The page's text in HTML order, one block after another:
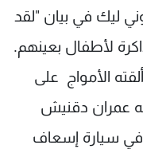
ليك في بيان "لقد
لأطفال بعينهم.
الأمواج على
عمران دقنيش
في سيارة إسعاف